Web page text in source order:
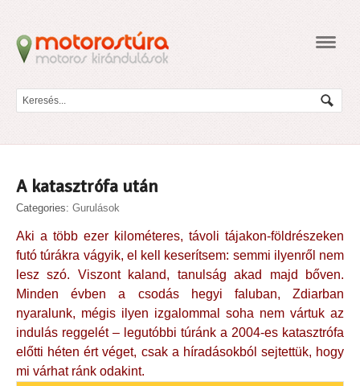
A katasztrófa után
Categories: Gurulások
Aki a több ezer kilométeres, távoli tájakon-földrészeken
futó túrákra vágyik, el kell keserítsem: semmi ilyenről nem
lesz szó. Viszont kaland, tanulság akad majd bőven.
Minden évben a csodás hegyi faluban, Zdiarban
nyaralunk, mégis ilyen izgalommal soha nem vártuk az
indulás reggelét – legutóbbi túránk a 2004-es katasztrófa
előtti héten ért véget, csak a híradásokból sejtettük, hogy
mi várhat ránk odakint.